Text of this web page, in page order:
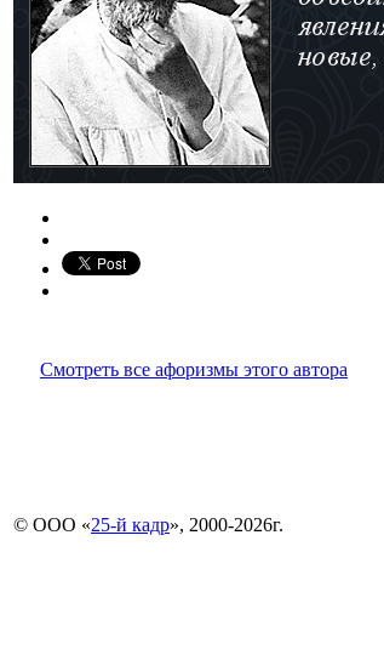
Смотреть все афоризмы этого автора
© ООО «25-й кадр», 2000-2026г.